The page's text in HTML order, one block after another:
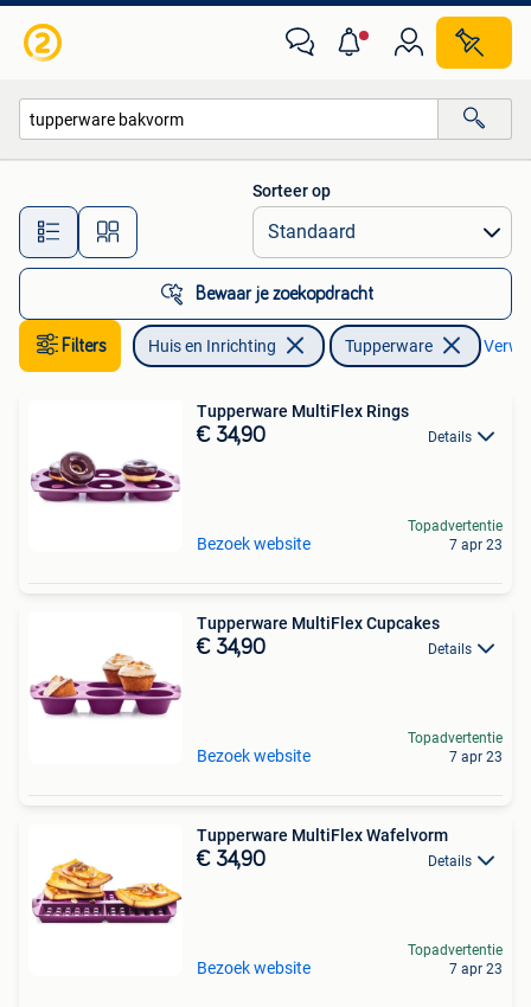
Alle afstanden…
Sorteer op
Bewaar je zoekopdracht
Filters Huis en Inrichting Tupperware
Tupperware MultiFlex Rings
€ 34,90 Details
Bezoek website
Topadvertentie
7 apr 23
Tupperware MultiFlex Cupcakes
€ 34,90 Details
Bezoek website
Topadvertentie
7 apr 23
Tupperware MultiFlex Wafelvorm
€ 34,90 Details
Bezoek website
Topadvertentie
7 apr 23